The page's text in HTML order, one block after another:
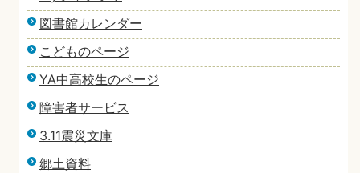
図書館カレンダー
こどものページ
YA中高校生のページ
障害者サービス
3.11震災文庫
郷土資料